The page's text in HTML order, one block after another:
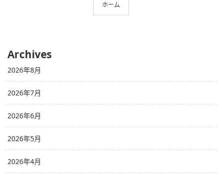
ホーム
Archives
2026年8月
2026年7月
2026年6月
2026年5月
2026年4月